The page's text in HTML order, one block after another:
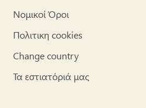
Νομικοί Όροι
Πολιτικη cookies
Change country
Τα εστιατόριά μας